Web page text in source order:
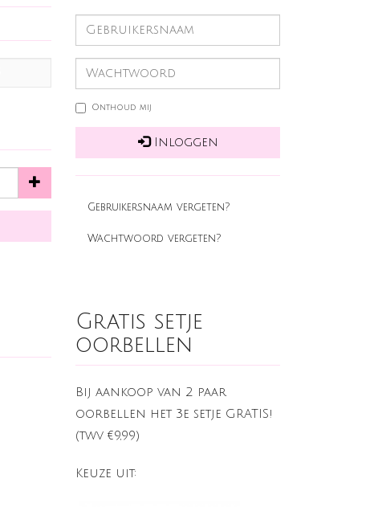
Onthoud mij
Inloggen
Gebruikersnaam vergeten?
Wachtwoord vergeten?
Gratis setje
oorbellen
Bij aankoop van 2 paar
oorbellen het 3e setje GRATIS!
(twv €9,99)
Keuze uit: